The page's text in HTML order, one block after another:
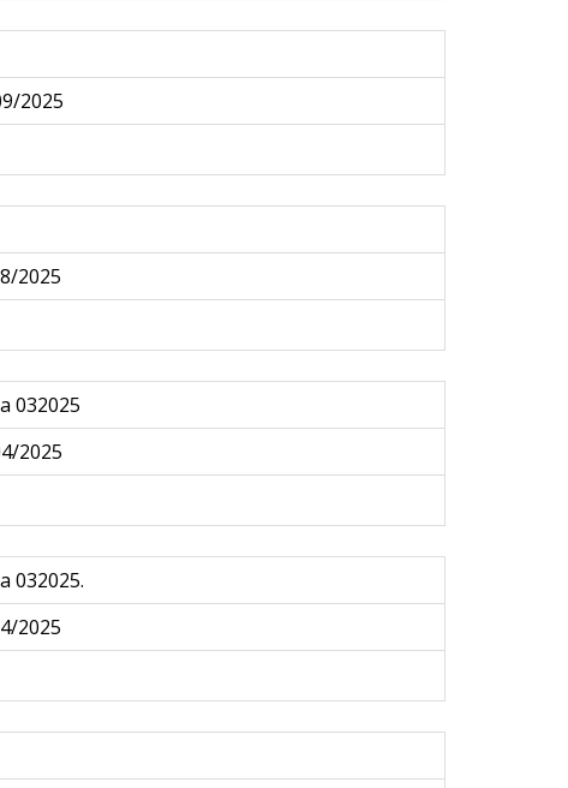
2025
2025
032025
2025
032025.
2025